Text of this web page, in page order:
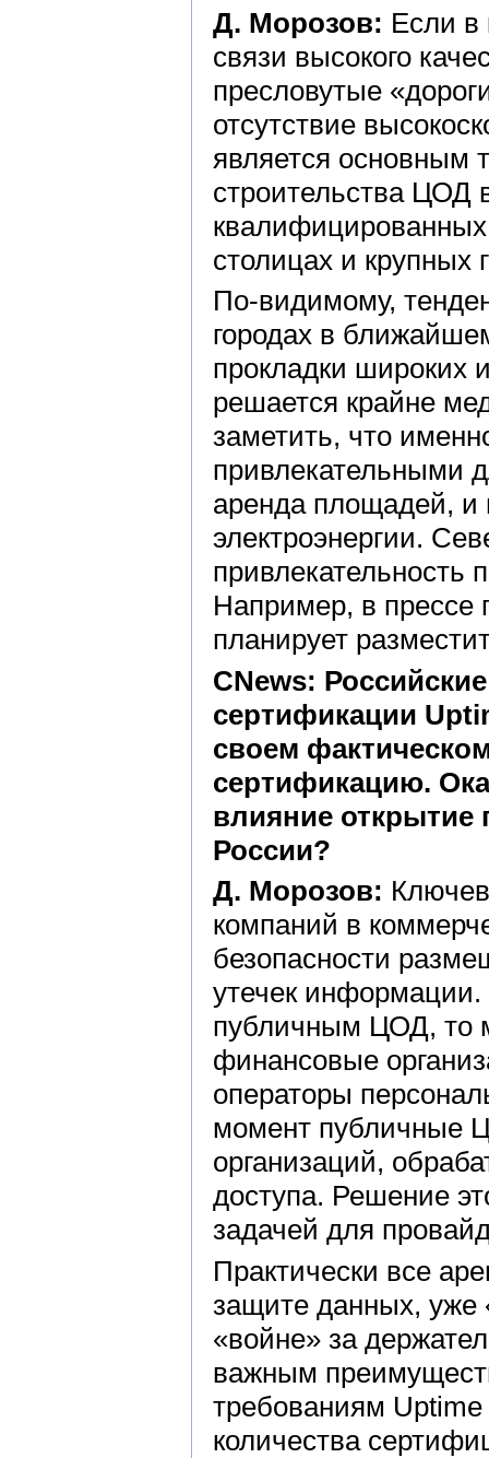
Д. Морозов: Если в
связи высокого
пресловутые
отсутствие
является основным
строительства ЦОД
столицах и крупных
По-видимому,
городах в
прокладки широких
решается крайне
заметить, что
привлекательными
аренда площадей, и
электроэнергии.
привлекательность
Например, в прессе
планирует
CNews:
сертификации
своем
сертификацию.
влияние открытие
России?
Д. Морозов:
компаний в
безопасности
утечек информации.
публичным ЦОД, то
финансовые
операторы
момент публичные
организаций,
доступа. Решение
задачей для
Практически все
защите данных,
«войне» за
важным
требованиям
количества